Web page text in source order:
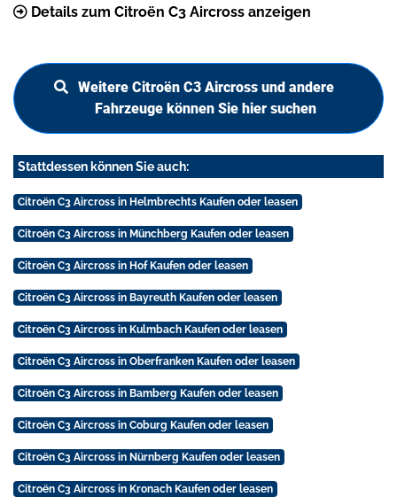
Details zum Citroën C3 Aircross anzeigen
Weitere Citroën C3 Aircross und andere
Fahrzeuge können Sie hier suchen
Stattdessen können Sie auch:
Citroën C3 Aircross in Helmbrechts Kaufen oder leasen
Citroën C3 Aircross in Münchberg Kaufen oder leasen
Citroën C3 Aircross in Hof Kaufen oder leasen
Citroën C3 Aircross in Bayreuth Kaufen oder leasen
Citroën C3 Aircross in Kulmbach Kaufen oder leasen
Citroën C3 Aircross in Oberfranken Kaufen oder leasen
Citroën C3 Aircross in Bamberg Kaufen oder leasen
Citroën C3 Aircross in Coburg Kaufen oder leasen
Citroën C3 Aircross in Nürnberg Kaufen oder leasen
Citroën C3 Aircross in Kronach Kaufen oder leasen